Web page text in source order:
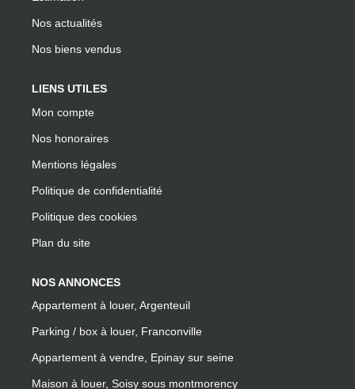
Nos actualités
Nos biens vendus
LIENS UTILES
Mon compte
Nos honoraires
Mentions légales
Politique de confidentialité
Politique des cookies
Plan du site
NOS ANNONCES
Appartement à louer, Argenteuil
Parking / box à louer, Franconville
Appartement à vendre, Epinay sur seine
Maison à louer, Soisy sous montmorency